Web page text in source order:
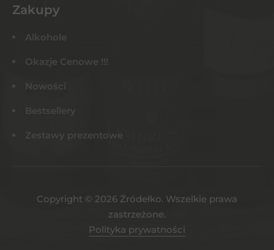
Zakupy
Alkohole
Okazje Cenowe !!!
Nowości
Bestsellery
Zestawy prezentowe
Copyright © 2026 Żródełko. Wszelkie prawa
zastrzeżone.
Polityka prywatności